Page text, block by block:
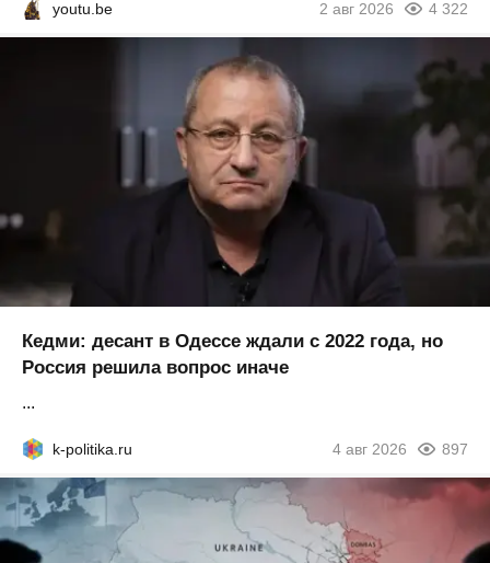
youtu.be 2 авг 2026 4 322
Кедми: десант в Одессе ждали с 2022 года, но
Россия решила вопрос иначе
...
k-politika.ru 4 авг 2026 897